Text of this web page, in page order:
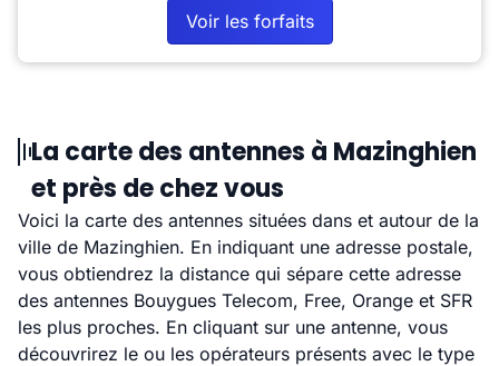
Voir les forfaits
La carte des antennes à Mazinghien
et près de chez vous
Voici la carte des antennes situées dans et autour de la
ville de Mazinghien. En indiquant une adresse postale,
vous obtiendrez la distance qui sépare cette adresse
des antennes Bouygues Telecom, Free, Orange et SFR
les plus proches. En cliquant sur une antenne, vous
découvrirez le ou les opérateurs présents avec le type